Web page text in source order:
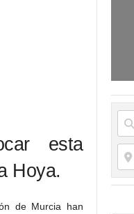
esta
Hoya.
de Murcia han